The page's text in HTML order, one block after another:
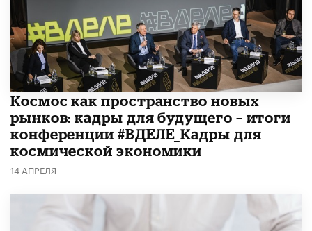
Космос как пространство новых
рынков: кадры для будущего – итоги
конференции #ВДЕЛЕ_Кадры для
космической экономики
14 АПРЕЛЯ